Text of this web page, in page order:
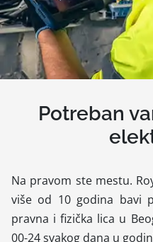
Potreban
Na pravom ste mestu.
više od 10 godina bavi
pravna i fizička lica u
00-24 svakog dana u